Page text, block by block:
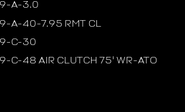
A-3.0
A-40-7.95 RMT CL
C-30
C-48 AIR CLUTCH 75' WR-ATO